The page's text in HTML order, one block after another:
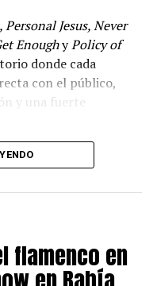
Jesus, Never
EnoughyPolicy of
donde cada
con el público,
y una fuerte
comprar por
flamenco en